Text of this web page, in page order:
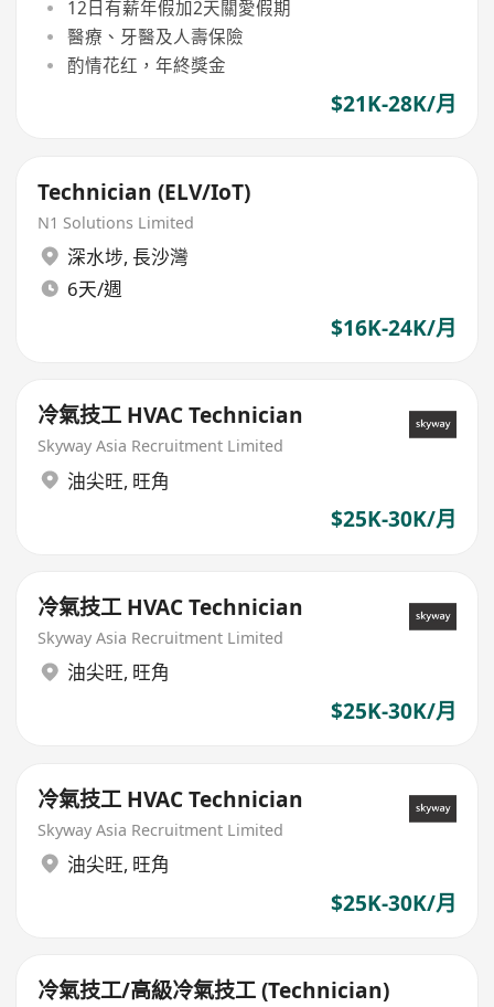
12日有薪年假加2天關愛假期
醫療、牙醫及人壽保險
酌情花红，年終獎金
$21K-28K/月
Technician (ELV/IoT)
N1 Solutions Limited
深水埗, 長沙灣
6天/週
$16K-24K/月
冷氣技工 HVAC Technician
Skyway Asia Recruitment Limited
油尖旺, 旺角
$25K-30K/月
冷氣技工 HVAC Technician
Skyway Asia Recruitment Limited
油尖旺, 旺角
$25K-30K/月
冷氣技工 HVAC Technician
Skyway Asia Recruitment Limited
油尖旺, 旺角
$25K-30K/月
冷氣技工/高級冷氣技工 (Technician)